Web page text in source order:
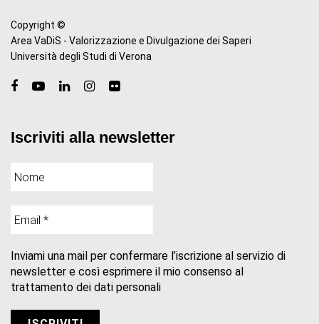
Copyright ©
Area VaDiS - Valorizzazione e Divulgazione dei Saperi
Università degli Studi di Verona
Iscriviti alla newsletter
Inviami una mail per confermare l’iscrizione al servizio di
newsletter e così esprimere il mio consenso al
trattamento dei dati personali